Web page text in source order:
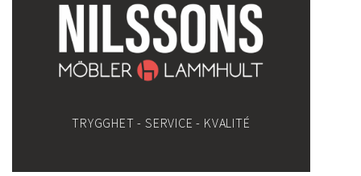
TRYGGHET - SERVICE - KVALITÉ